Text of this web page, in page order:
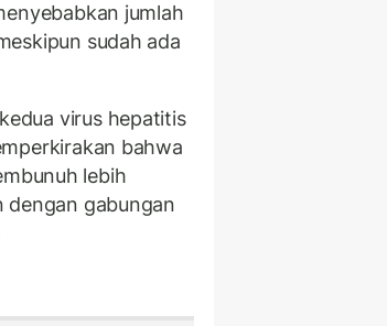
jumlah
sudah ada
virus hepatitis
bahwa
lebih
dengan gabungan